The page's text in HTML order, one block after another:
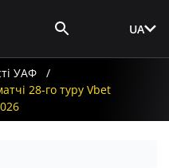
UA
УАФ
28-го туру Vbet